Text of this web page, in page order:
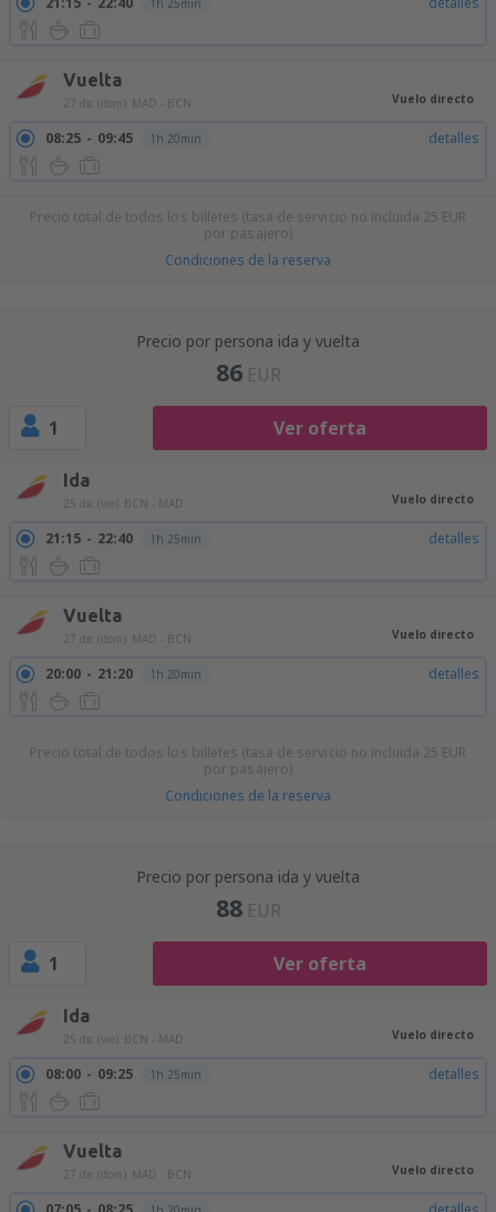
1h 25min
Vuelta
27 dic (dom) MAD - BCN Vuelo directo
08:25 09:45 1h 20min detalles
Precio total de todos los billetes (tasa de servicio no incluida 25 EUR
por pasajero)
Condiciones de la reserva
Precio por persona ida y vuelta
86 EUR
1 Ver oferta
Ida
25 dic (vie) BCN - MAD Vuelo directo
21:15 22:40 1h 25min detalles
Vuelta
27 dic (dom) MAD - BCN Vuelo directo
20:00 21:20 1h 20min detalles
Precio total de todos los billetes (tasa de servicio no incluida 25 EUR
por pasajero)
Condiciones de la reserva
Precio por persona ida y vuelta
88 EUR
1 Ver oferta
Ida
25 dic (vie) BCN - MAD Vuelo directo
08:00 09:25 1h 25min detalles
Vuelta
27 dic (dom) MAD - BCN Vuelo directo